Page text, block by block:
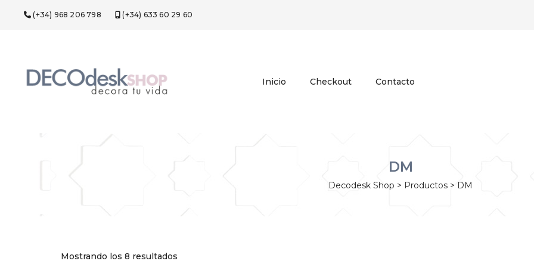
(+34) 968 206 798 (+34) 633 60 29 60
Inicio Checkout Contacto
Decodesk Shop > Productos > DM
DM
Mostrando los 8 resultados